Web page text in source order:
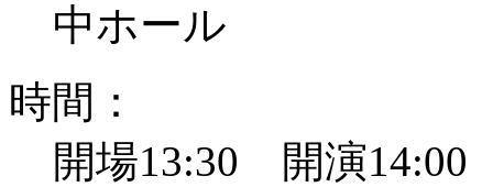
中ホール
時間：
開場13:30 開演14:00